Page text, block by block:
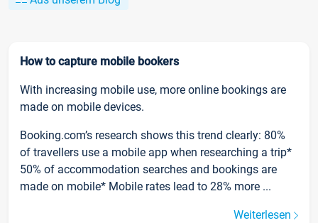
How to capture mobile bookers
With increasing mobile use, more online bookings are
made on mobile devices.
Booking.com’s research shows this trend clearly: 80%
of travellers use a mobile app when researching a trip*
50% of accommodation searches and bookings are
made on mobile* Mobile rates lead to 28% more ...
Weiterlesen